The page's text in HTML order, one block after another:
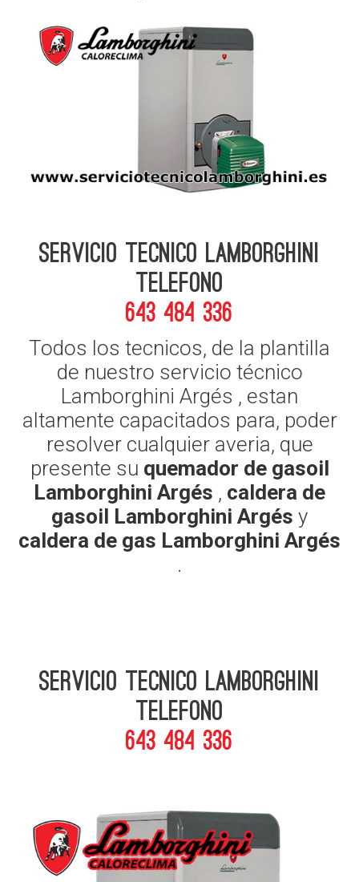
Servicio Tecnico Lamborghini
telefono
643 484 336
Todos los tecnicos, de la plantilla
de nuestro servicio técnico
Lamborghini Argés , estan
altamente capacitados para, poder
resolver cualquier averia, que
presente su quemador de gasoil
Lamborghini Argés , caldera de
gasoil Lamborghini Argés y
caldera de gas Lamborghini Argés
.
Servicio Tecnico Lamborghini
telefono
643 484 336